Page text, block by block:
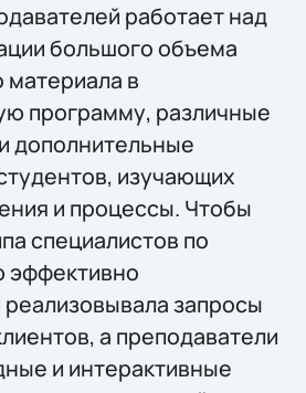
работает над
большого объема
материала в
программу, различные
дополнительные
изучающих
и процессы. Чтобы
специалистов по
эффективно
запросы
а преподаватели
и интерактивные